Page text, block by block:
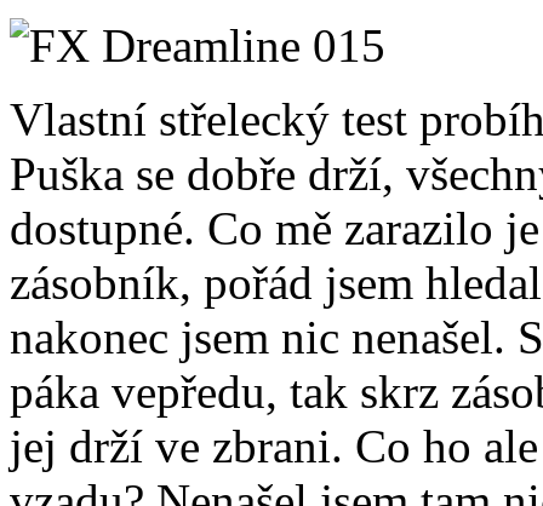
Vlastní střelecký test
Puška se dobře drží,
dostupné. Co mě zarazilo
zásobník, pořád jsem
nakonec jsem nic nenašel.
páka vepředu, tak skrz
jej drží ve zbrani. Co ho